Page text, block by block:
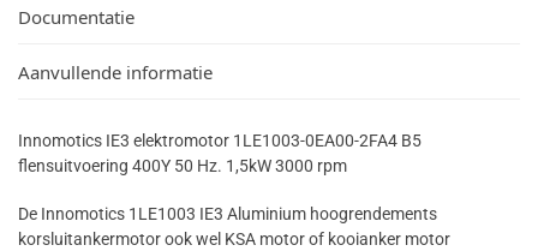
Documentatie
Aanvullende informatie
Innomotics IE3 elektromotor 1LE1003-0EA00-2FA4 B5
flensuitvoering 400Y 50 Hz. 1,5kW 3000 rpm
De Innomotics 1LE1003 IE3 Aluminium hoogrendements
korsluitankermotor ook wel KSA motor of kooianker motor